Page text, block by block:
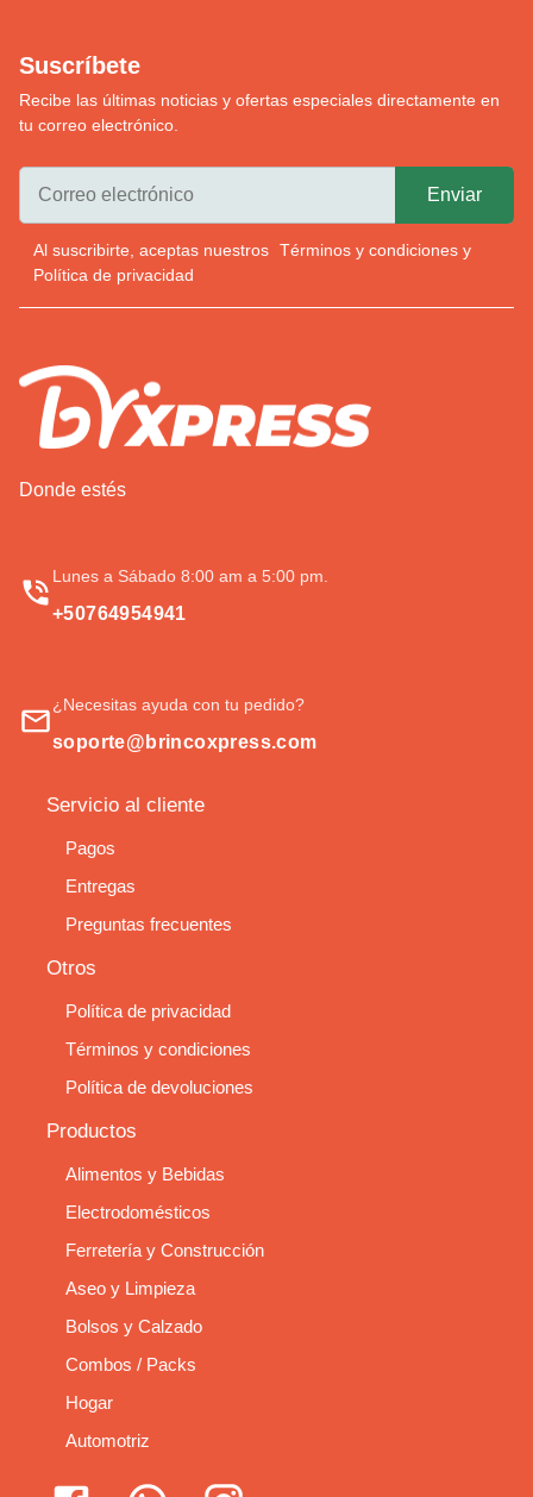
Suscríbete
Recibe las últimas noticias y ofertas especiales directamente en
tu correo electrónico.
Al suscribirte, aceptas nuestros Términos y condiciones y
Política de privacidad
Donde estés
Lunes a Sábado 8:00 am a 5:00 pm.
+50764954941
¿Necesitas ayuda con tu pedido?
soporte@brincoxpress.com
Servicio al cliente
Pagos
Entregas
Preguntas frecuentes
Otros
Política de privacidad
Términos y condiciones
Política de devoluciones
Productos
Alimentos y Bebidas
Electrodomésticos
Ferretería y Construcción
Aseo y Limpieza
Bolsos y Calzado
Combos / Packs
Hogar
Automotriz